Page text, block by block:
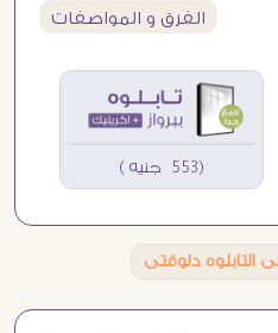
الفرق و المواصفات
(553 جنيه )
دلوقتى